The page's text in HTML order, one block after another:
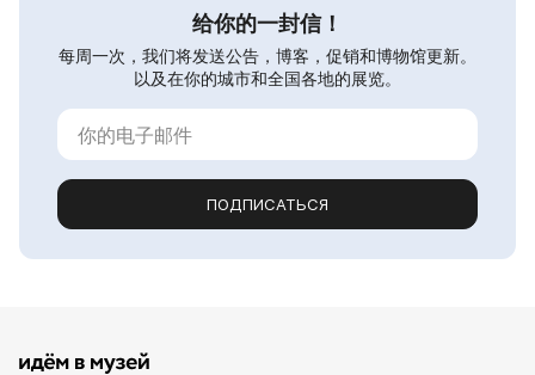
给你的一封信！
每周一次，我们将发送公告，博客，促销和博物馆更新。
以及在你的城市和全国各地的展览。
ПОДПИСАТЬСЯ